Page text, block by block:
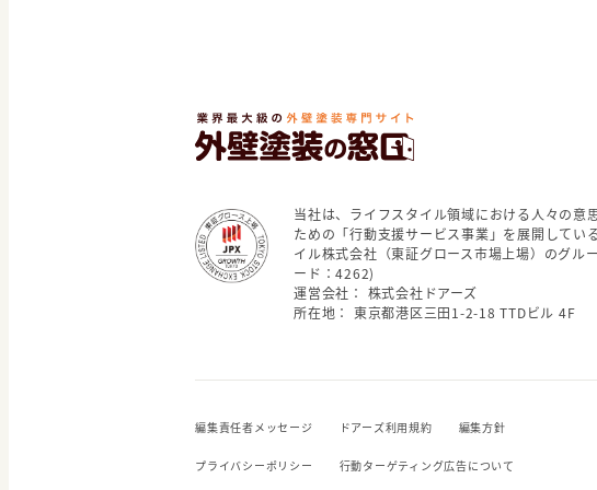
当社は、ライフスタイル領域における人々の意
ための「行動支援サービス事業」を展開してい
イル株式会社（東証グロース市場上場）のグル
ード：4262)
運営会社： 株式会社ドアーズ
所在地： 東京都港区三田1-2-18 TTDビル 4F
編集責任者メッセージ ドアーズ利用規約 編集方針
プライバシーポリシー 行動ターゲティング広告について